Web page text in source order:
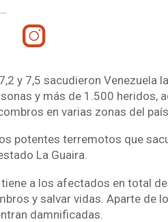
y 7,5 sacudieron Venezuela
y más de 1.500 heridos,
en varias zonas del país.
potentes terremotos que
La Guaira.
a los afectados en total
y salvar vidas. Aparte de
damnificadas.